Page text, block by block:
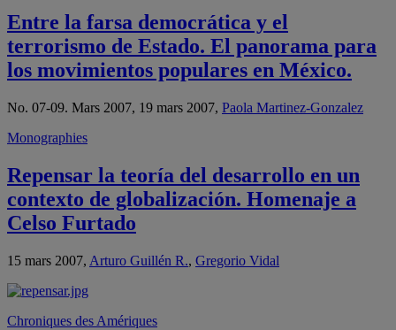
Entre la farsa democrática y el
terrorismo de Estado. El panorama para
los movimientos populares en México.
No. 07-09. Mars 2007, 19 mars 2007, Paola Martinez-Gonzalez
Monographies
Repensar la teoría del desarrollo en un
contexto de globalización. Homenaje a
Celso Furtado
15 mars 2007, Arturo Guillén R., Gregorio Vidal
Chroniques des Amériques